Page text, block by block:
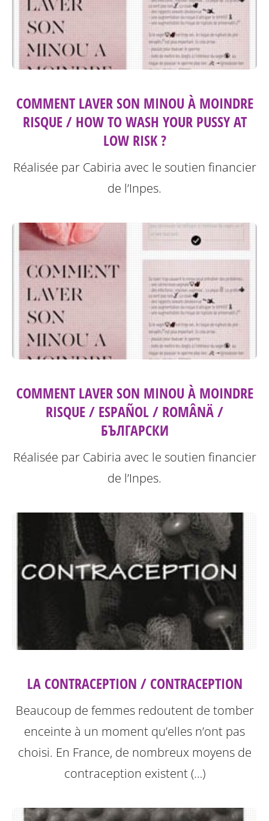
COMMENT LAVER SON MINOU À MOINDRE
RISQUE / HOW TO WASH YOUR PUSSY AT
LOW RISK ?
Réalisée par Cabiria avec le soutien financier
de l’Inpes.
COMMENT LAVER SON MINOU À MOINDRE
RISQUE / ESPAÑOL / ROMÂNÄ /
БЪЛГАРСКИ
Réalisée par Cabiria avec le soutien financier
de l’Inpes.
LA CONTRACEPTION / CONTRACEPTION
Beaucoup de femmes redoutent de tomber
enceinte à un moment qu’elles n’ont pas
choisi. En France, de nombreux moyens de
contraception existent (…)